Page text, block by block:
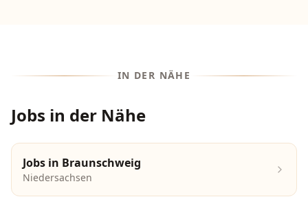
IN DER NÄHE
Jobs in der Nähe
Jobs in Braunschweig
Niedersachsen